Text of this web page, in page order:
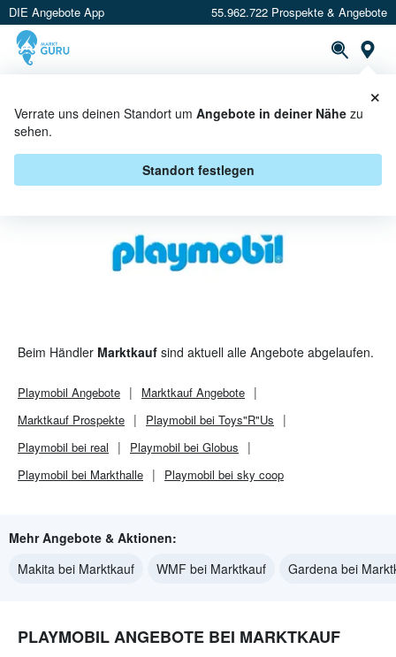
DIE Angebote App 55.962.722 Prospekte & Angebote
Verrate uns deinen Standort um Angebote in deiner Nähe zu
sehen.
Standort festlegen
×
PLAYMOBIL BEI MARKTKAUF -
ANGEBOTE & AKTIONEN
Beim Händler Marktkauf sind aktuell alle Angebote abgelaufen.
Playmobil Angebote Marktkauf Angebote
Marktkauf Prospekte
Playmobil bei Toys"R"Us
Playmobil bei real
Playmobil bei Globus
Playmobil bei Markthalle
Playmobil bei sky coop
Mehr Angebote & Aktionen:
Makita bei Marktkauf
WMF bei Marktkauf Gardena bei
PLAYMOBIL ANGEBOTE BEI MARKTKAUF